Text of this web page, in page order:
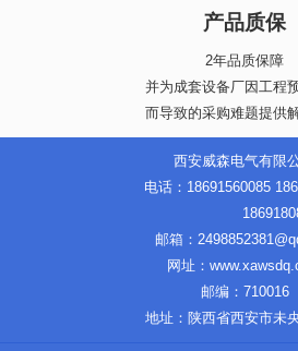
产品质保
2年品质保障
并为成套设备厂因工程
而导致的采购难题提供
西安威森电气有限
电话：18691560085
邮箱：
网址：
邮编：710016
地址：陕西省西安市未